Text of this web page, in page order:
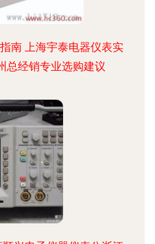
南 上海宇泰电器仪表实
总经销专业选购建议